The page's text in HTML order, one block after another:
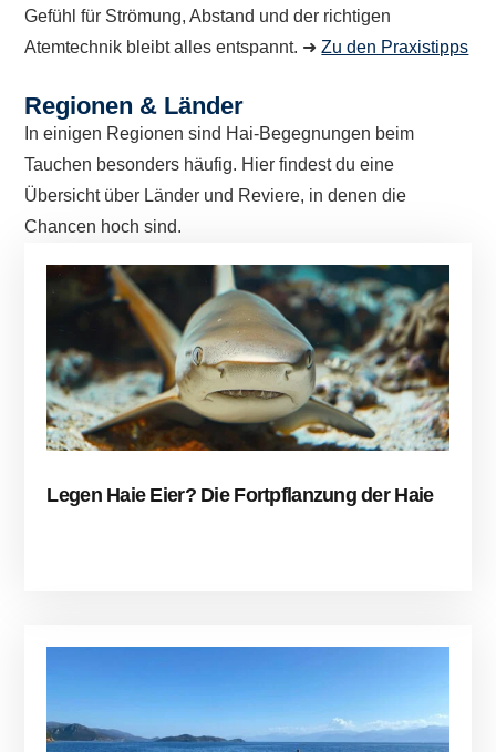
Gefühl für Strömung, Abstand und der richtigen
Atemtechnik bleibt alles entspannt. ➜Zu den Praxistipps
Regionen & Länder
In einigen Regionen sind Hai-Begegnungen beim
Tauchen besonders häufig. Hier findest du eine
Übersicht über Länder und Reviere, in denen die
Chancen hoch sind.
Legen Haie Eier? Die Fortpflanzung der Haie